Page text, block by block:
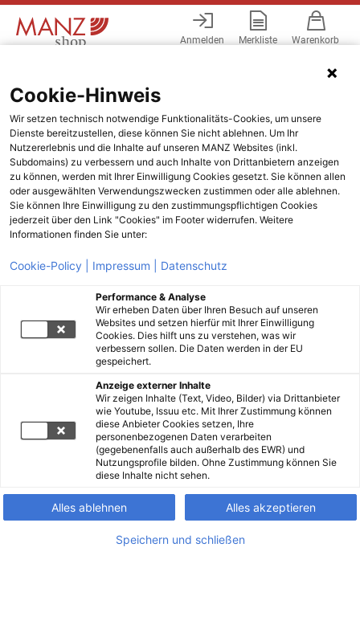
Anmelden Merkliste Warenkorb
Cookie-Hinweis
Wir setzen technisch notwendige Funktionalitäts-Cookies, um unsere
Dienste bereitzustellen, diese können Sie nicht ablehnen. Um Ihr
Nutzererlebnis und die Inhalte auf unseren MANZ Websites (inkl.
Subdomains) zu verbessern und auch Inhalte von Drittanbietern anzeigen
zu können, werden mit Ihrer Einwilligung Cookies gesetzt. Sie können allen
oder ausgewählten Verwendungszwecken zustimmen oder alle ablehnen.
Sie können Ihre Einwilligung zu den zustimmungspflichtigen Cookies
jederzeit über den Link "Cookies" im Footer widerrufen. Weitere
Informationen finden Sie unter:
Cookie-Policy | Impressum | Datenschutz
Performance & Analyse
Wir erheben Daten über Ihren Besuch auf unseren
Websites und setzen hierfür mit Ihrer Einwilligung
Cookies. Dies hilft uns zu verstehen, was wir
verbessern sollen. Die Daten werden in der EU
gespeichert.
Anzeige externer Inhalte
Wir zeigen Inhalte (Text, Video, Bilder) via Drittanbieter
wie Youtube, Issuu etc. Mit Ihrer Zustimmung können
diese Anbieter Cookies setzen, Ihre
personenbezogenen Daten verarbeiten
(gegebenenfalls auch außerhalb des EWR) und
Nutzungsprofile bilden. Ohne Zustimmung können Sie
diese Inhalte nicht sehen.
Alles ablehnen Alles akzeptieren
Speichern und schließen